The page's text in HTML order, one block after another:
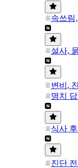
속쓰림
설사,
변비,
명치
식사
진단